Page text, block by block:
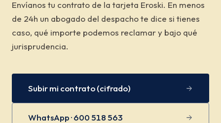
Envíanos tu contrato de la tarjeta Eroski. En menos
de 24h un abogado del despacho te dice si tienes
caso, qué importe podemos reclamar y bajo qué
jurisprudencia.
Subir mi contrato (cifrado)
WhatsApp · 600 518 563